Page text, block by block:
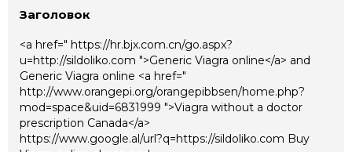
Заголовок
<a href=" https://hr.bjx.com.cn/go.aspx?
u=http://sildoliko.com ">Generic Viagra online</a> and
Generic Viagra online <a href="
http://www.orangepi.org/orangepibbsen/home.php?
mod=space&uid=6831999 ">Viagra without a doctor
prescription Canada</a>
https://www.google.al/url?q=https://sildoliko.com Buy